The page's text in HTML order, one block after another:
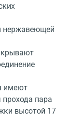
нержавеющей
имеют
пара
высотой 17